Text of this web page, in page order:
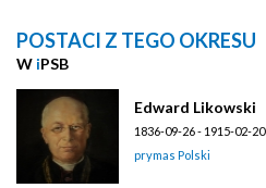
POSTACI Z TEGO OKRESU
W iPSB
Edward Likowski
1836-09-26 - 1915-02-20
prymas Polski